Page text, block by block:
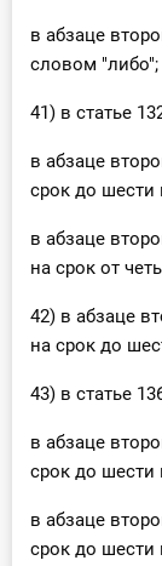
в абзаце
словом "либо";
41) в статье
в абзаце
срок до шести
в абзаце
на срок от
42) в абзаце
на срок до
43) в статье
в абзаце
срок до шести
в абзаце
срок до